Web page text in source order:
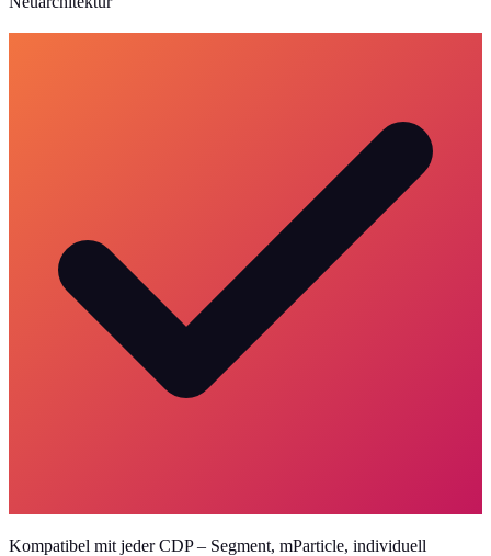
Kompatibel mit jeder CDP – Segment, mParticle, individuell